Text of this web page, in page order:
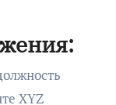
XYZ